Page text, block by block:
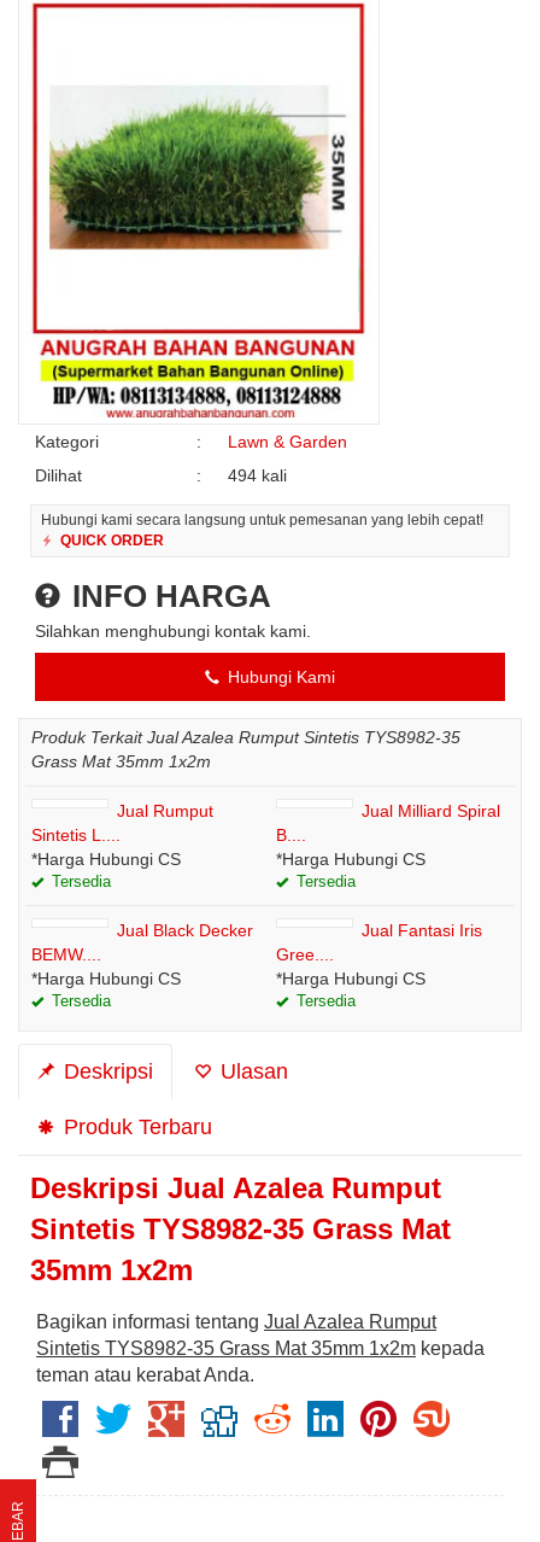
Kategori :
Lawn & Garden
Dilihat
: 494 kali
Hubungi kami secara langsung untuk pemesanan yang lebih cepat!
QUICK ORDER
INFO HARGA
Silahkan menghubungi kontak kami.
Hubungi Kami
Produk Terkait Jual Azalea Rumput Sintetis TYS8982-35
Grass Mat 35mm 1x2m
Jual Rumput
Sintetis L....
*Harga Hubungi CS
Tersedia
Jual Milliard Spiral
B....
*Harga Hubungi CS
Tersedia
Jual Black Decker
BEMW....
*Harga Hubungi CS
Tersedia
Jual Fantasi Iris
Gree....
*Harga Hubungi CS
Tersedia
Deskripsi Ulasan
Produk Terbaru
Deskripsi Jual Azalea Rumput
Sintetis TYS8982-35 Grass Mat
35mm 1x2m
Bagikan informasi tentang Jual Azalea Rumput
Sintetis TYS8982-35 Grass Mat 35mm 1x2m kepada
teman atau kerabat Anda.